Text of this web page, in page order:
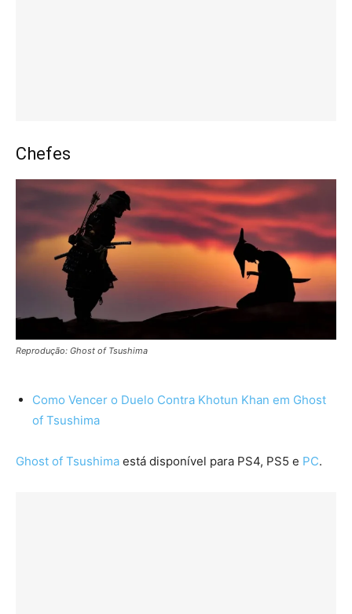
Chefes
Reprodução: Ghost of Tsushima
Como Vencer o Duelo Contra Khotun Khan em Ghost
of Tsushima
Ghost of Tsushima está disponível para PS4, PS5 e PC.